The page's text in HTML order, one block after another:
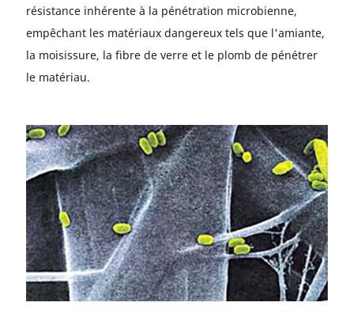
résistance inhérente à la pénétration microbienne,
empêchant les matériaux dangereux tels que l'amiante,
la moisissure, la fibre de verre et le plomb de pénétrer
le matériau.